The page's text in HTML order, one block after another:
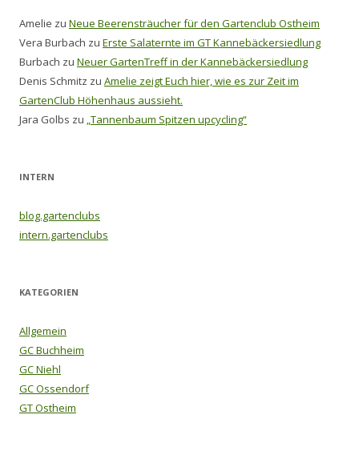
Amelie zu Neue Beerensträucher für den Gartenclub Ostheim
Vera Burbach zu Erste Salaternte im GT Kannebäckersiedlung
Burbach zu Neuer GartenTreff in der Kannebäckersiedlung
Denis Schmitz zu Amelie zeigt Euch hier, wie es zur Zeit im
GartenClub Höhenhaus aussieht.
Jara Golbs zu „Tannenbaum Spitzen upcycling“
INTERN
blog.gartenclubs
intern.gartenclubs
KATEGORIEN
Allgemein
GC Buchheim
GC Niehl
GC Ossendorf
GT Ostheim